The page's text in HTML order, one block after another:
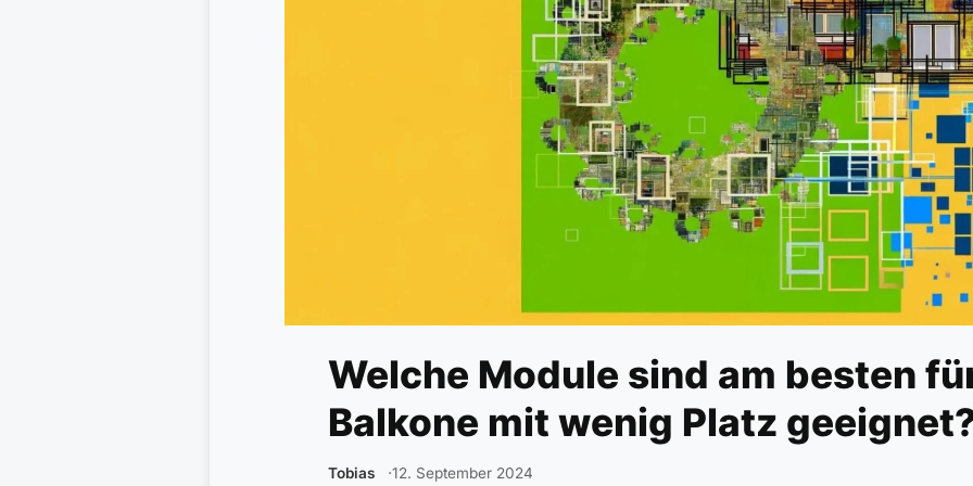
Welche Module sind am besten
Balkone mit wenig Platz
Tobias 12. September 2024